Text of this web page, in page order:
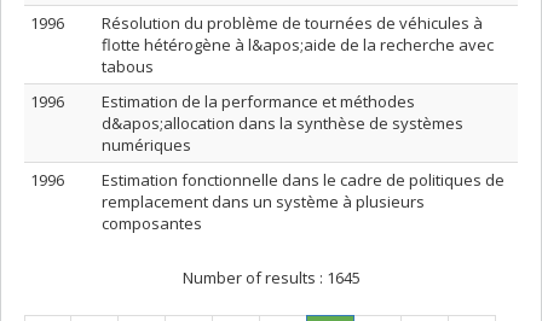
1996
Résolution du problème de tournées de véhicules à
flotte hétérogène à l&apos;aide de la recherche avec
tabous
1996
Estimation de la performance et méthodes
d&apos;allocation dans la synthèse de systèmes
numériques
1996
Estimation fonctionnelle dans le cadre de politiques de
remplacement dans un système à plusieurs
composantes
Number of results : 1645